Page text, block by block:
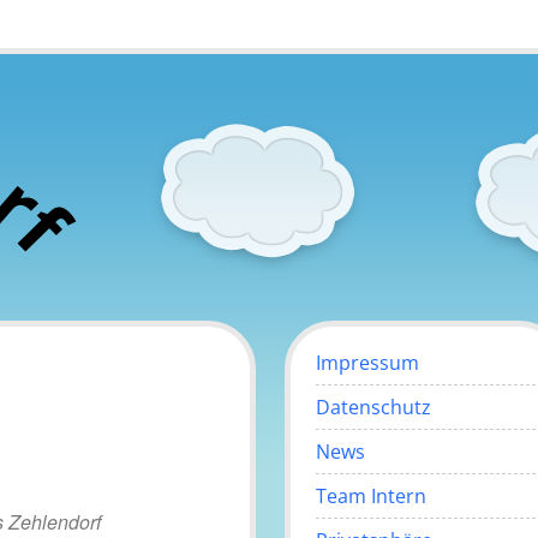
Zehlendorf
Impressum
Datenschutz
News
Team Intern